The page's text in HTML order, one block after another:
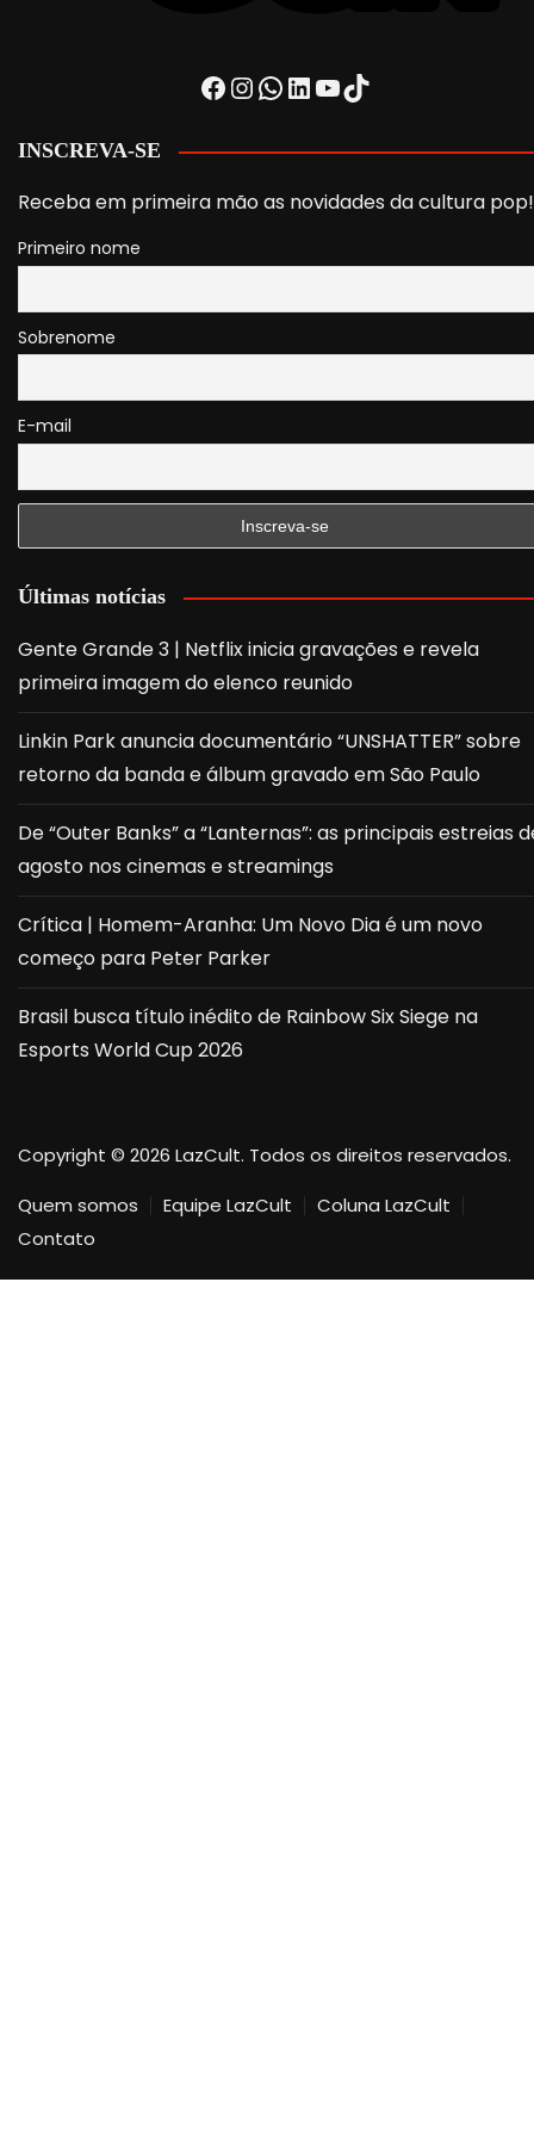
Facebook
Instagram
WhatsApp
LinkedIn
Youtube
TikTok
INSCREVA-SE
Receba em primeira mão as novidades da cultura pop!
Primeiro nome
Sobrenome
E-mail
Últimas notícias
Gente Grande 3 | Netflix inicia gravações e revela
primeira imagem do elenco reunido
Linkin Park anuncia documentário “UNSHATTER” sobre
retorno da banda e álbum gravado em São Paulo
De “Outer Banks” a “Lanternas”: as principais estreias
agosto nos cinemas e streamings
Crítica | Homem-Aranha: Um Novo Dia é um novo
começo para Peter Parker
Brasil busca título inédito de Rainbow Six Siege na
Esports World Cup 2026
Copyright © 2026 LazCult. Todos os direitos reservados.
Quem somos
Equipe LazCult
Coluna LazCult
Contato